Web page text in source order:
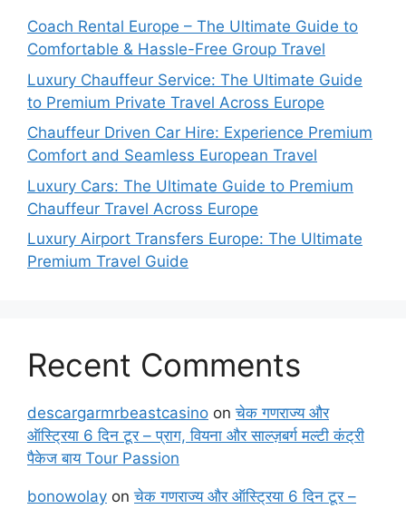
Coach Rental Europe – The Ultimate Guide to
Comfortable & Hassle-Free Group Travel
Luxury Chauffeur Service: The Ultimate Guide
to Premium Private Travel Across Europe
Chauffeur Driven Car Hire: Experience Premium
Comfort and Seamless European Travel
Luxury Cars: The Ultimate Guide to Premium
Chauffeur Travel Across Europe
Luxury Airport Transfers Europe: The Ultimate
Premium Travel Guide
Recent Comments
descargarmrbeastcasino onचेक गणराज्य और
ऑस्ट्रिया 6 दिन टूर – प्राग, वियना और साल्ज़बर्ग मल्टी कंट्री
पैकेज बाय Tour Passion
bonowolay onचेक गणराज्य और ऑस्ट्रिया 6 दिन टूर –